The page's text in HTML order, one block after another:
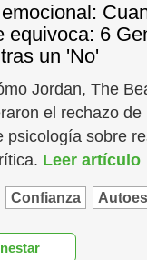
equivoca: 6
un 'No'
Jordan, The
el rechazo
psicología sobre
Leer artículo
Confianza